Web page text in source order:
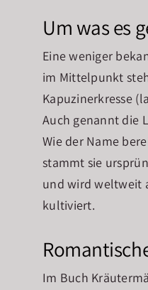
Um was es
Eine weniger
im Mittelpunkt
Kapuzinerkresse
Auch genannt die
Wie der Name
stammt sie
und wird weltweit
kultiviert.
Im Buch